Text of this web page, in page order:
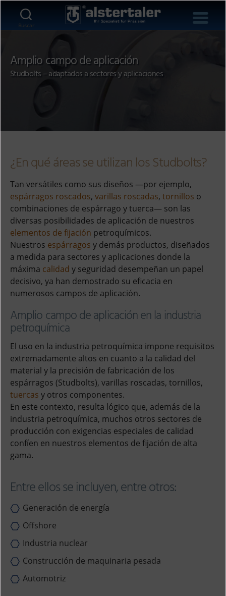
Buscar
Amplio campo de aplicación
Studbolts – adaptados a sectores y aplicaciones
¿En qué áreas se utilizan los Studbolts?
Tan versátiles como sus diseños —por ejemplo,
espárragos roscados, varillas roscadas, tornillos o
combinaciones de espárrago y tuerca— son las
diversas posibilidades de aplicación de nuestros
elementos de fijación petroquímicos.
Nuestros espárragos y demás productos, diseñados
a medida para sectores y aplicaciones donde la
máxima calidad y seguridad desempeñan un papel
decisivo, ya han demostrado su eficacia en
numerosos campos de aplicación.
Amplio campo de aplicación en la industria
petroquímica
El uso en la industria petroquímica impone requisitos
extremadamente altos en cuanto a la calidad del
material y la precisión de fabricación de los
espárragos (Studbolts), varillas roscadas, tornillos,
tuercas y otros componentes.
En este contexto, resulta lógico que, además de la
industria petroquímica, muchos otros sectores de
producción con exigencias especiales de calidad
confíen en nuestros elementos de fijación de alta
gama.
Entre ellos se incluyen, entre otros:
Generación de energía
Offshore
Industria nuclear
Construcción de maquinaria pesada
Automotriz